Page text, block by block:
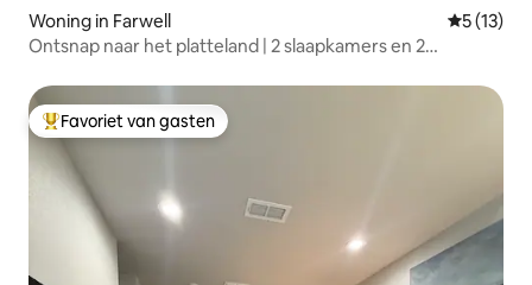
Woning in Farwell
5 (13)
Ontsnap naar het platteland | 2 slaapkamers en 2
Topfavoriet van gasten
Favoriet van gasten